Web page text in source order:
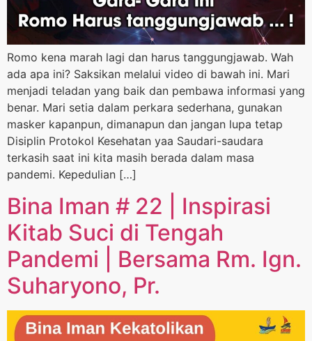
Romo kena marah lagi dan harus tanggungjawab. Wah
ada apa ini? Saksikan melalui video di bawah ini. Mari
menjadi teladan yang baik dan pembawa informasi yang
benar. Mari setia dalam perkara sederhana, gunakan
masker kapanpun, dimanapun dan jangan lupa tetap
Disiplin Protokol Kesehatan yaa Saudari-saudara
terkasih saat ini kita masih berada dalam masa
pandemi. Kepedulian […]
Bina Iman # 22 | Inspirasi
Kitab Suci di Tengah
Pandemi | Bersama Rm. Ign.
Suharyono, Pr.